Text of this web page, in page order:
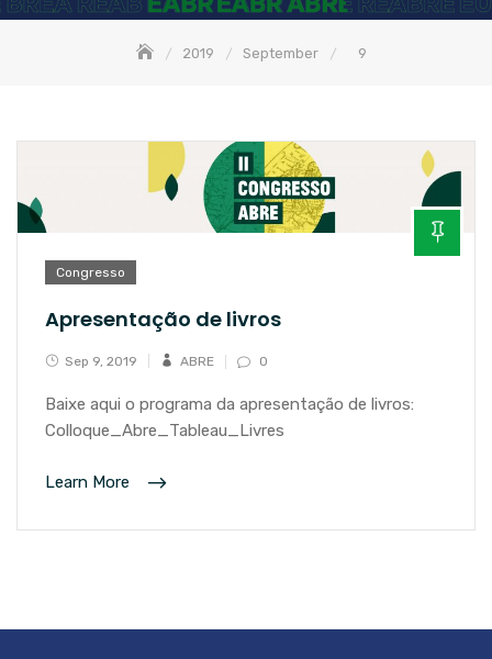
2019 September 9
Congresso
Apresentação de livros
Sep 9, 2019 ABRE 0
Baixe aqui o programa da apresentação de livros:
Colloque_Abre_Tableau_Livres
Learn More